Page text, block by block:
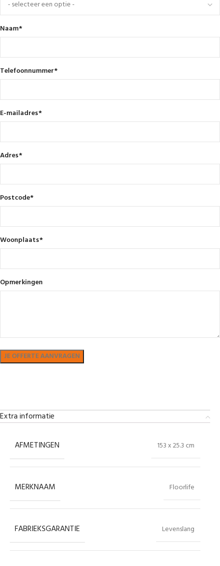
Naam*
Telefoonnummer*
E-mailadres*
Adres*
Postcode*
Woonplaats*
Opmerkingen
Extra informatie
AFMETINGEN 153 x 25.3 cm
MERKNAAM Floorlife
FABRIEKSGARANTIE Levenslang